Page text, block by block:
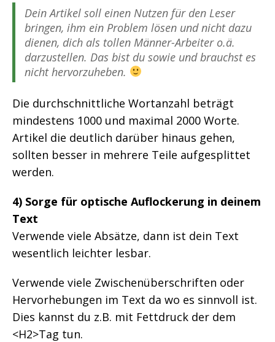
Dein Artikel soll einen Nutzen für den Leser
bringen, ihm ein Problem lösen und nicht dazu
dienen, dich als tollen Männer-Arbeiter o.ä.
darzustellen. Das bist du sowie und brauchst es
nicht hervorzuheben.
Die durchschnittliche Wortanzahl beträgt
mindestens 1000 und maximal 2000 Worte.
Artikel die deutlich darüber hinaus gehen,
sollten besser in mehrere Teile aufgesplittet
werden.
4) Sorge für optische Auflockerung in deinem
Text
Verwende viele Absätze, dann ist dein Text
wesentlich leichter lesbar.
Verwende viele Zwischenüberschriften oder
Hervorhebungen im Text da wo es sinnvoll ist.
Dies kannst du z.B. mit Fettdruck der dem
<H2>Tag tun.